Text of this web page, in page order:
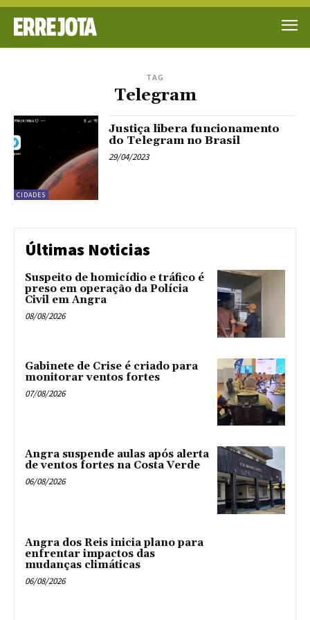
TAG
Telegram
CIDADES
Justiça libera funcionamento
do Telegram no Brasil
29/04/2023
Últimas Noticias
Suspeito de homicídio e tráfico é
preso em operação da Polícia
Civil em Angra
08/08/2026
Gabinete de Crise é criado para
monitorar ventos fortes
07/08/2026
Angra suspende aulas após alerta
de ventos fortes na Costa Verde
06/08/2026
Angra dos Reis inicia plano para
enfrentar impactos das
mudanças climáticas
06/08/2026